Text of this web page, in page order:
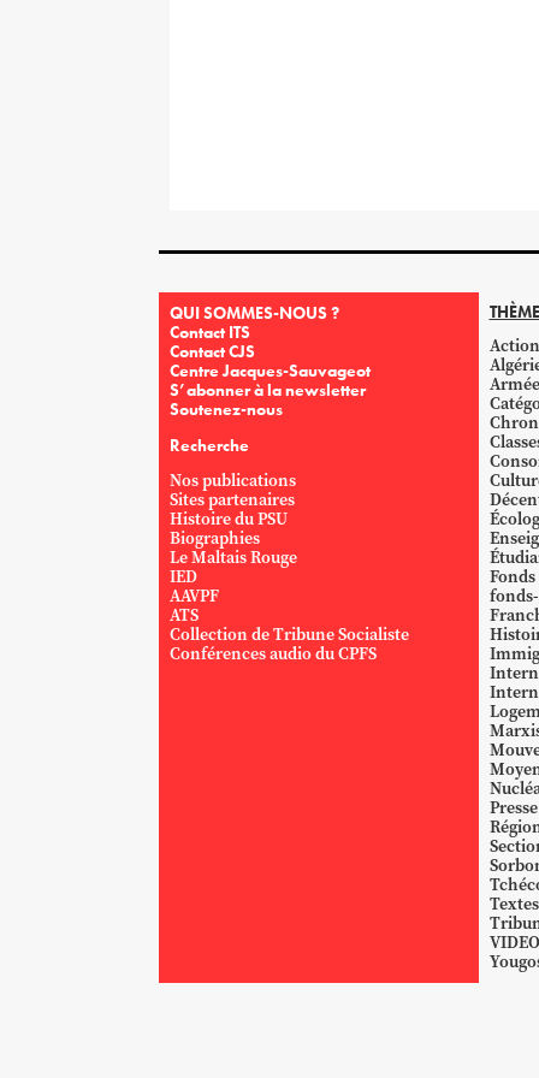
QUI SOMMES-NOUS ?
Contact ITS
Contact CJS
Centre Jacques-Sauvageot
S’abonner à la newsletter
Soutenez-nous
Recherche
Nos publications
Sites partenaires
Histoire du PSU
Biographies
Le Maltais Rouge
IED
AAVPF
ATS
Collection de Tribune Socialiste
Conférences audio du CPFS
Armée
Presse
VIDEO